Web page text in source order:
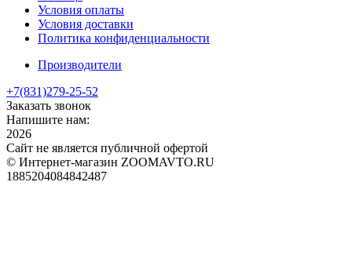
Условия оплаты
Условия доставки
Политика конфиденциальности
Производители
+7(831)279-25-52
Заказать звонок
Напишите нам:
2026
Сайт не является публичной офертой
© Интернет-магазин ZOOMAVTO.RU
1885204084842487